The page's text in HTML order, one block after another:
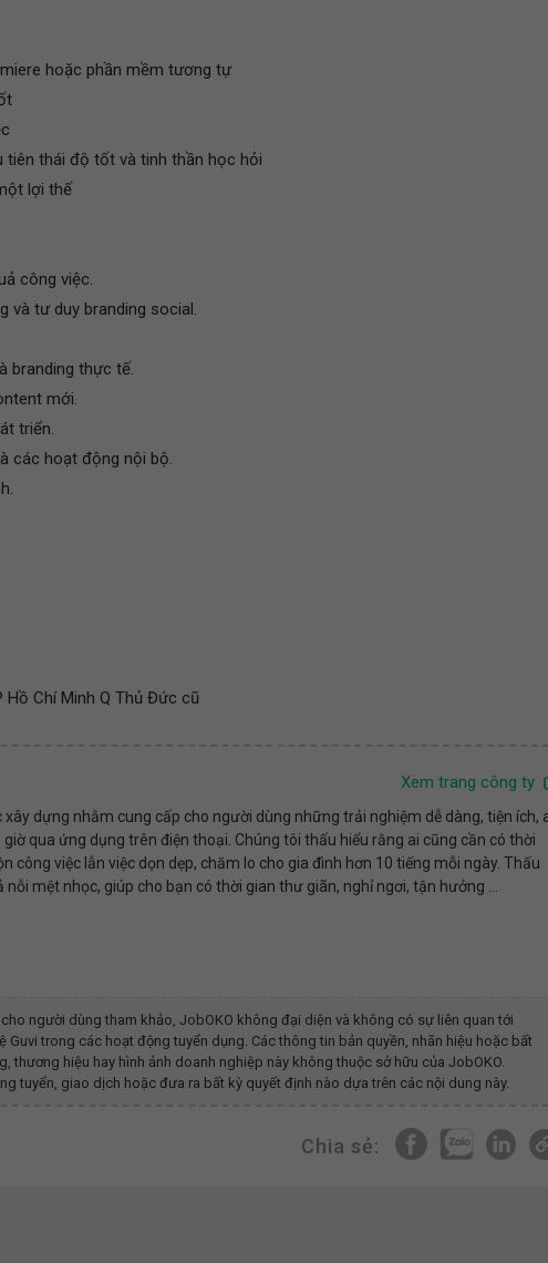
hoặc phần mềm tương tự
tiên thái độ tốt và tinh thần học hỏi
lợi thế
công việc.
và tư duy branding social.
branding thực tế.
mới.
triển.
các hoạt động nội bộ.
Hồ Chí Minh Q Thủ Đức cũ
Xem trang công ty
dựng nhằm cung cấp cho người dùng những trải nghiệm dễ dàng, tiện ích,
qua ứng dụng trên điện thoại. Chúng tôi thấu hiểu rằng ai cũng cần có thời
công việc lẫn việc dọn dẹp, chăm lo cho gia đình hơn 10 tiếng mỗi ngày. Thấu
mệt nhọc, giúp cho bạn có thời gian thư giãn, nghỉ ngơi, tận hưởng ...
người dùng tham khảo, JobOKO không đại diện và không có sự liên quan tới
Guvi trong các hoạt động tuyển dụng. Các thông tin bản quyền, nhãn hiệu hoặc bất
thương hiệu hay hình ảnh doanh nghiệp này không thuộc sở hữu của JobOKO.
tuyển, giao dịch hoặc đưa ra bất kỳ quyết định nào dựa trên các nội dung này.
Chia sẻ: